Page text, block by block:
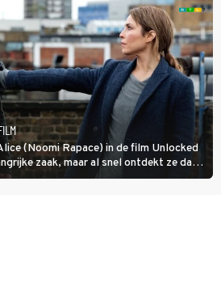
(Noomi Rapace) in de film Unlocked
zaak, maar al snel ontdekt ze dat
kwade bedoelingen heeft.